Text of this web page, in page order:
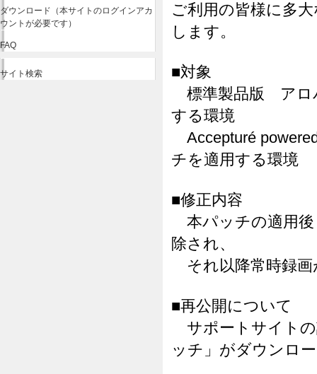
ダウンロード（本サイトのログインアカ
ウントが必要です）
FAQ
サイト検索
ご利用の皆様に多
します。
■対象
標準製品版 アロ
する環境
Accepturé
チを適用する環境
■修正内容
本パッチの適用後
除され、
それ以降常時録画
■再公開について
サポートサイトの
ッチ」がダウンロ